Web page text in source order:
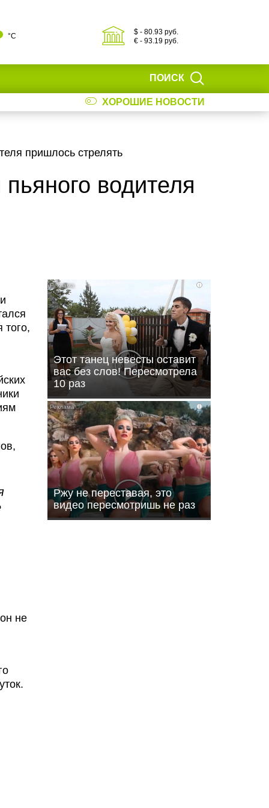
°С
$ - 80.93 руб.
€ - 93.19 руб.
ПОИСК
ХОРОШИЕ НОВОСТИ
пришлось стрелять
водителя
того,
не
i
Этот танец невесты оставит
вас без слов! Пересмотрела
10 раз
i
Ржу не переставая, это
видео пересмотришь не раз